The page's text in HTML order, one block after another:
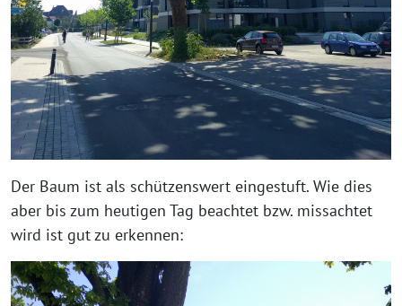
Der Baum ist als schüt­zens­wert ein­ge­stuft. Wie dies
aber bis zum heu­ti­gen Tag beach­tet bzw. miss­ach­tet
wird ist gut zu erkennen: